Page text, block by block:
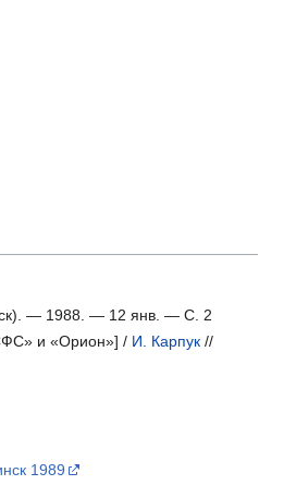
— 1988. — 12 янв. — С. 2
и «Орион»] / И. Карпук //
1989